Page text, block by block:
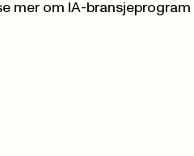
mer om IA-